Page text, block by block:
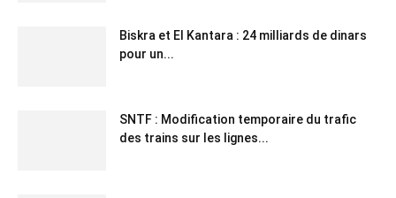
Biskra et El Kantara : 24 milliards de dinars
pour un...
SNTF : Modification temporaire du trafic
des trains sur les lignes...